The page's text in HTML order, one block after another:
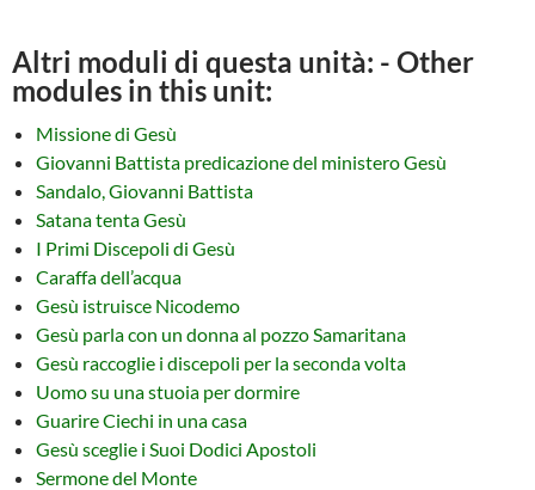
Altri moduli di questa unità: - Other
modules in this unit:
Missione di Gesù
Giovanni Battista predicazione del ministero Gesù
Sandalo, Giovanni Battista
Satana tenta Gesù
I Primi Discepoli di Gesù
Caraffa dell’acqua
Gesù istruisce Nicodemo
Gesù parla con un donna al pozzo Samaritana
Gesù raccoglie i discepoli per la seconda volta
Uomo su una stuoia per dormire
Guarire Ciechi in una casa
Gesù sceglie i Suoi Dodici Apostoli
Sermone del Monte